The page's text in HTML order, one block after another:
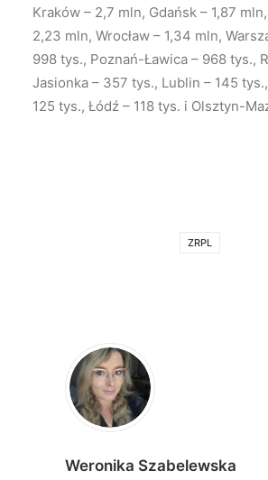
Kraków – 2,7 mln, Gdańsk – 1,87
2,23 mln, Wrocław – 1,34 mln,
998 tys., Poznań-Ławica – 968 tys.,
Jasionka – 357 tys., Lublin – 145
125 tys., Łódź – 118 tys. i Olsztyn-
ZRPL
Weronika Szabelewska